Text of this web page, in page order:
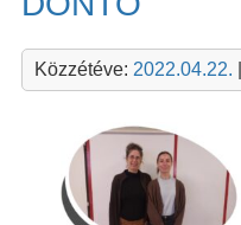
Közzétéve: 2022.04.22.